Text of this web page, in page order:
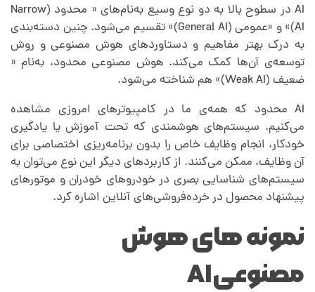
AI در سطوح بالا به دو نوع وسیع به‌نام‌های « محدود (Narrow
AI)» و «عمومی (General AI)» تقسیم می‌شود. چنین دسته‌بندی
به درک بهتر مفاهیم و دستاوردهای هوش مصنوعی و روش
توسعه‌ی آن‌ها کمک می‌کند. هوش مصنوعی محدود، به‌نام «
ضعیف (Weak AI)» هم شناخته می‌شود.
AI محدود که همه‌ی ما در کامپیوترهای امروزی مشاهده
می‌کنیم. سیستم‌های هوشمندی که تحت آموزش یا یادگیری
خودکار، انجام وظایف خاص را بدون برنامه‌ریزی اختصاصی برای
آن وظایف، ممکن می‌کنند. از کاربردهای دیگر این نوع می‌توان به
سیستم‌های شناسایی بصری در خودروهای خودران و موتورهای
پیشنهاد محصول در خرده‌فروشی‌های آنلاین اشاره کرد.
نمونه های​ هوش
مصنوعیAI